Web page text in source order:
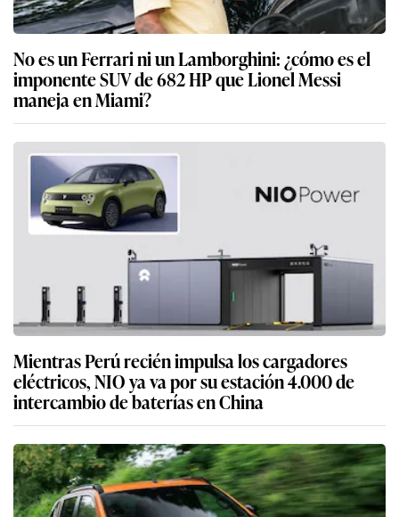
No es un Ferrari ni un Lamborghini: ¿cómo es el
imponente SUV de 682 HP que Lionel Messi
maneja en Miami?
Mientras Perú recién impulsa los cargadores
eléctricos, NIO ya va por su estación 4.000 de
intercambio de baterías en China